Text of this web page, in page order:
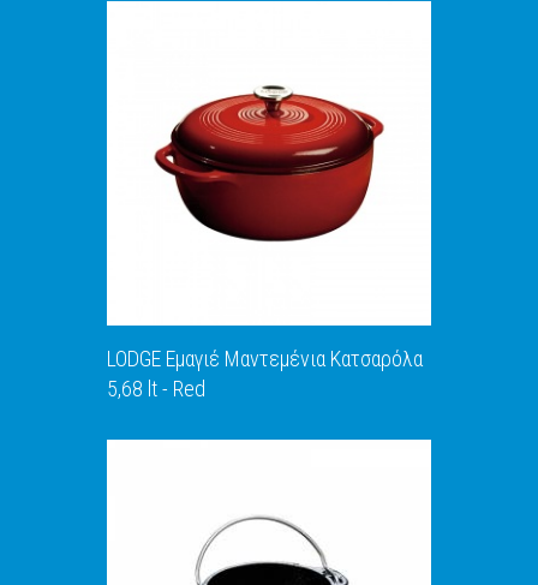
ΑΝΑΚΑΛΥΨΕ ΤΟ
LODGE Εμαγιέ Μαντεμένια Κατσαρόλα
5,68 lt - Red